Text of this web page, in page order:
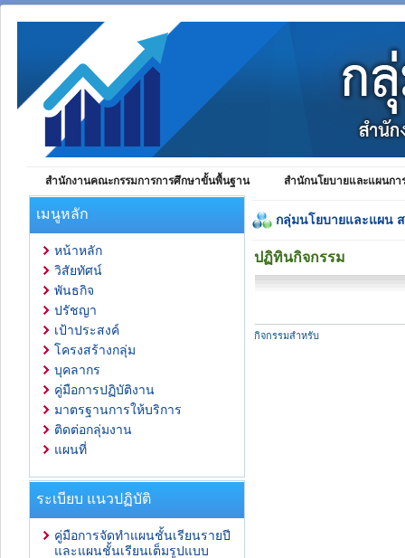
สำนักงานคณะกรรมการการศึกษาขั้นพื้นฐาน สำนักนโยบายและแผนก
เมนูหลัก
หน้าหลัก
วิสัยทัศน์
พันธกิจ
ปรัชญา
เป้าประสงค์
โครงสร้างกลุ่ม
บุคลากร
คู่มือการปฏิบัติงาน
มาตรฐานการให้บริการ
ติดต่อกลุ่มงาน
แผนที่
ระเบียบ แนวปฏิบัติ
คู่มือการจัดทำแผนชั้นเรียนรายปี
และแผนชั้นเรียนเต็มรูปแบบ
กลุ่มนโยบายและแผน
ปฏิทินกิจกรรม
กิจกรรมสำหรับ